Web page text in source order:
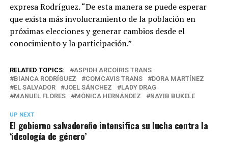
expresa Rodríguez. “De esta manera se puede esperar
que exista más involucramiento de la población en
próximas elecciones y generar cambios desde el
conocimiento y la participación.”
RELATED TOPICS:
ASPIDH ARCOÍRIS TRANS
BIANCA RODRÍGUEZ
COMCAVIS TRANS
DORA MARTÍNEZ
EL SALVADOR
JOEL SÁNCHEZ
LADY DRAG
MANUEL FLORES
MÓNICA HERNÁNDEZ NAYIB BUKELE
UP NEXT
El gobierno salvadoreño intensifica su lucha contra la
‘ideología de género’